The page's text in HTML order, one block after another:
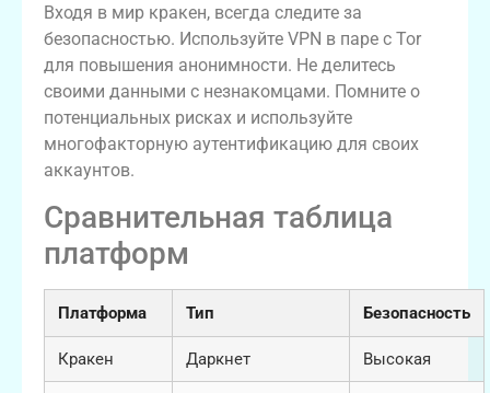
Входя в мир кракен, всегда следите за
безопасностью. Используйте VPN в паре с Tor
для повышения анонимности. Не делитесь
своими данными с незнакомцами. Помните о
потенциальных рисках и используйте
многофакторную аутентификацию для своих
аккаунтов.
Сравнительная таблица
платформ
Платформа Тип Безопасность
Кракен Даркнет Высокая